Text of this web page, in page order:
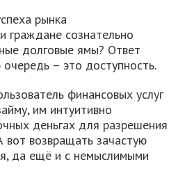
рынка
граждане сознательно
долговые ямы? Ответ
– это доступность.
финансовых услуг
им интуитивно
деньгах для разрешения
вот возвращать зачастую
да ещё и с немыслимыми